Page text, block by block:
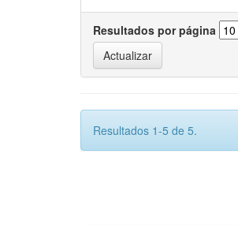
Resultados por página
Resultados 1-5 de 5.